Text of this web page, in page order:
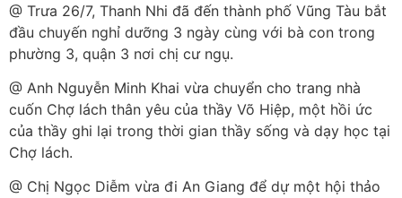
@ Trưa 26/7, Thanh Nhi đã đến thành phố Vũng Tàu bắt
đầu chuyến nghỉ dưỡng 3 ngày cùng với bà con trong
phường 3, quận 3 nơi chị cư ngụ.
@ Anh Nguyễn Minh Khai vừa chuyển cho trang nhà
cuốn Chợ lách thân yêu của thầy Võ Hiệp, một hồi ức
của thầy ghi lại trong thời gian thầy sống và dạy học tại
Chợ lách.
@ Chị Ngọc Diễm vừa đi An Giang để dự một hội thảo